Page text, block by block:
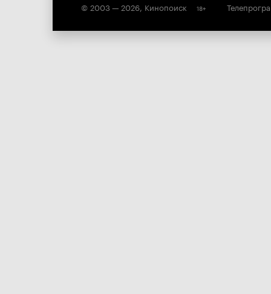
© 2003 — 2026, Кинопоиск 18+